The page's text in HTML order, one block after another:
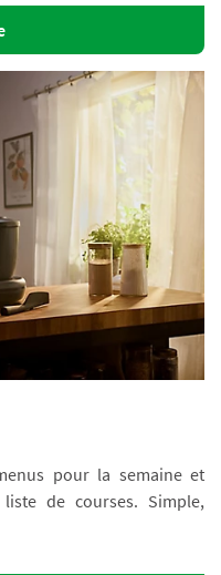
pour la semaine et
de courses. Simple,